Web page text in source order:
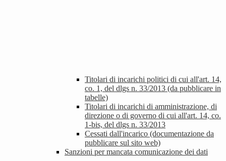
Titolari di incarichi politici di cui all'art. 14,
co. 1, del dlgs n. 33/2013 (da pubblicare in
tabelle)
Titolari di incarichi di amministrazione, di
direzione o di governo di cui all'art. 14, co.
1-bis, del dlgs n. 33/2013
Cessati dall'incarico (documentazione da
pubblicare sul sito web)
Sanzioni per mancata comunicazione dei dati